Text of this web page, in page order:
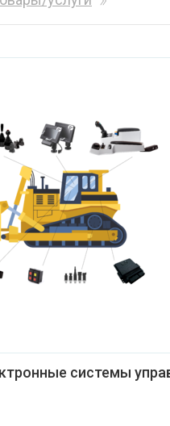
системы